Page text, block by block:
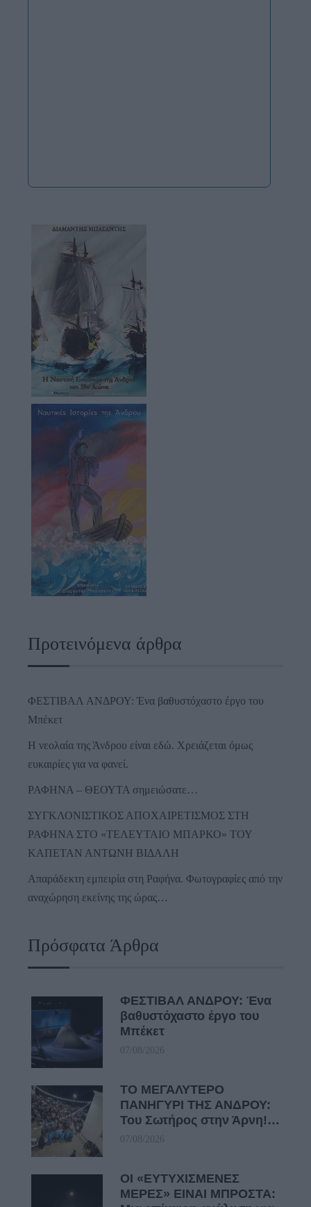
Προτεινόμενα άρθρα
ΦΕΣΤΙΒΑΛ ΑΝΔΡΟΥ: Ένα βαθυστόχαστο έργο του
Μπέκετ
Η νεολαία της Άνδρου είναι εδώ. Χρειάζεται όμως
ευκαιρίες για να φανεί.
ΡΑΦΗΝΑ – ΘΕΟΥΤΑ σημειώσατε…
ΣΥΓΚΛΟΝΙΣΤΙΚΟΣ ΑΠΟΧΑΙΡΕΤΙΣΜΟΣ ΣΤΗ
ΡΑΦΗΝΑ ΣΤΟ «ΤΕΛΕΥΤΑΙΟ ΜΠΑΡΚΟ» ΤΟΥ
ΚΑΠΕΤΑΝ ΑΝΤΩΝΗ ΒΙΔΑΛΗ
Απαράδεκτη εμπειρία στη Ραφήνα. Φωτογραφίες από την
αναχώρηση εκείνης της ώρας…
Πρόσφατα Άρθρα
ΦΕΣΤΙΒΑΛ ΑΝΔΡΟΥ: Ένα
βαθυστόχαστο έργο του
Μπέκετ
07/08/2026
ΤΟ ΜΕΓΑΛΥΤΕΡΟ
ΠΑΝΗΓΥΡΙ ΤΗΣ ΑΝΔΡΟΥ:
Του Σωτήρος στην Άρνη!…
07/08/2026
ΟΙ «ΕΥΤΥΧΙΣΜΕΝΕΣ
ΜΕΡΕΣ» ΕΙΝΑΙ ΜΠΡΟΣΤΑ: